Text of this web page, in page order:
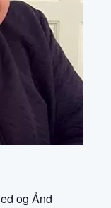
og Ånd